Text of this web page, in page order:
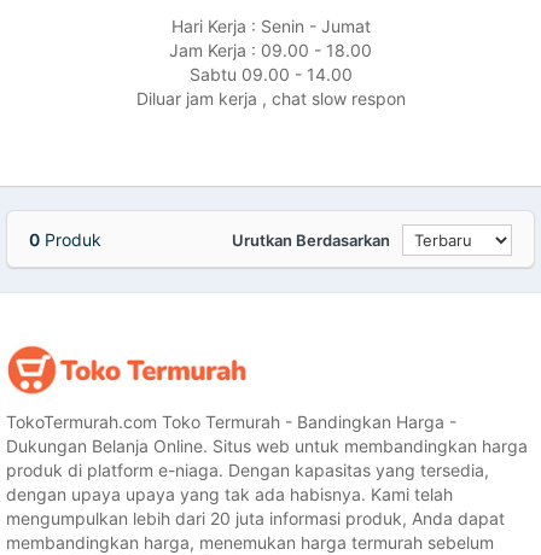
Hari Kerja : Senin - Jumat
Jam Kerja : 09.00 - 18.00
Sabtu 09.00 - 14.00
Diluar jam kerja , chat slow respon
0 Produk Urutkan Berdasarkan
TokoTermurah.com Toko Termurah - Bandingkan Harga -
Dukungan Belanja Online. Situs web untuk membandingkan harga
produk di platform e-niaga. Dengan kapasitas yang tersedia,
dengan upaya upaya yang tak ada habisnya. Kami telah
mengumpulkan lebih dari 20 juta informasi produk, Anda dapat
membandingkan harga, menemukan harga termurah sebelum